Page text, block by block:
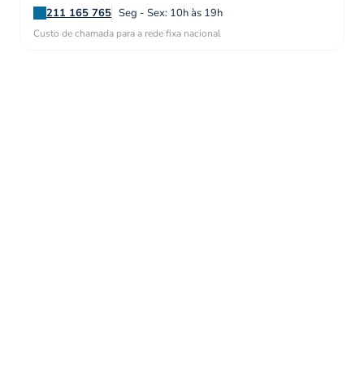
211 165 765 Seg - Sex: 10h às 19h
Custo de chamada para a rede fixa nacional